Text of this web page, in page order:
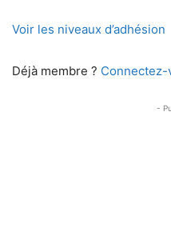
Voir les niveaux d’adhésion
Déjà membre ? Connectez-
-